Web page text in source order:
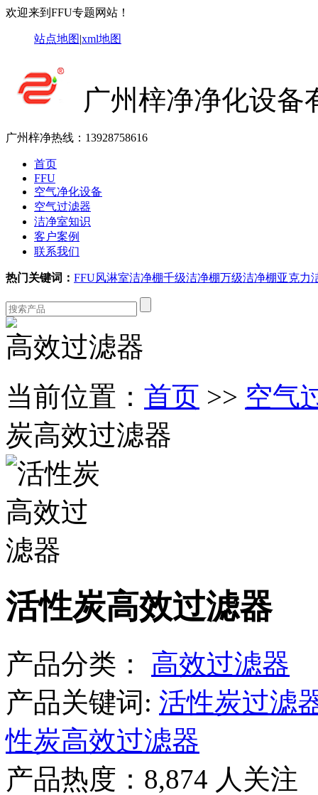
欢迎来到FFU专题网站！
站点地图|xml地图
广州梓净净化设备
广州梓净热线： 13928758616
首页
FFU
空气净化设备
空气过滤器
洁净室知识
客户案例
联系我们
热门关键词： FFU风淋室洁净棚千级洁净棚万级洁净棚亚克力
高效过滤器
当前位置： 首页 >> 空气
炭高效过滤器
活性炭高效过滤器
产品分类： 高效过滤器
产品关键词: 活性炭过滤
性炭高效过滤器
产品热度：8,874 人关注